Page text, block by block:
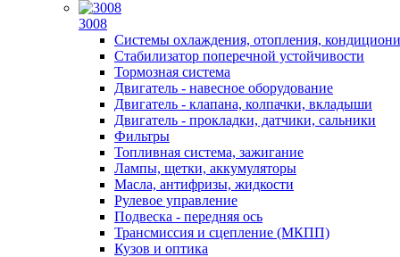
3008
Системы охлаждения, отопления,
Стабилизатор поперечной устойчивости
Тормозная система
Двигатель - навесное оборудование
Двигатель - клапана, колпачки, вкладыши
Двигатель - прокладки, датчики, сальники
Фильтры
Топливная система, зажигание
Лампы, щетки, аккумуляторы
Масла, антифризы, жидкости
Рулевое управление
Подвеска - передняя ось
Трансмиссия и сцепление (МКПП)
Кузов и оптика